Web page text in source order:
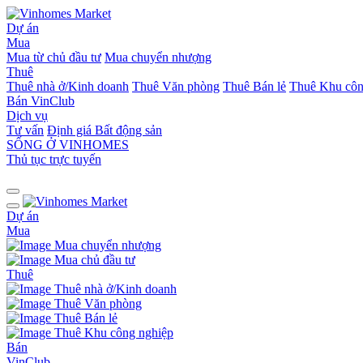
Dự án
Mua
Mua từ chủ đầu tư Mua chuyển nhượng
Thuê
Thuê nhà ở/Kinh doanh Thuê Văn phòng Thuê Bán lẻ Thuê Khu
Bán VinClub
Dịch vụ
Tư vấn Định giá Bất động sản
SỐNG Ở VINHOMES
Thủ tục trực tuyến
Dự án
Mua
Mua chuyển nhượng
Mua chủ đầu tư
Thuê
Thuê nhà ở/Kinh doanh
Thuê Văn phòng
Thuê Bán lẻ
Thuê Khu công nghiệp
Bán